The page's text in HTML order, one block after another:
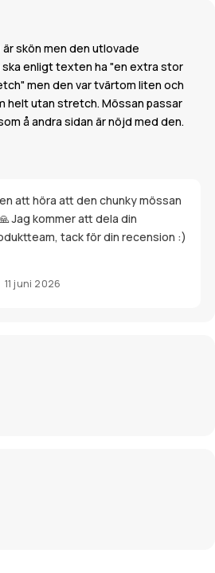
skön men den utlovade
ska enligt texten ha "en extra stor
men den var tvärtom liten och
helt utan stretch. Mössan passar
å andra sidan är nöjd med den.
att höra att den chunky mössan
Jag kommer att dela din
tack för din recension :)
11 juni 2026